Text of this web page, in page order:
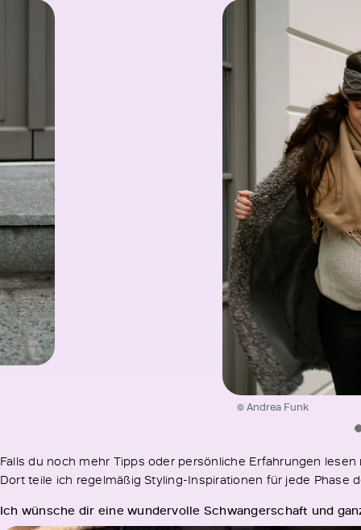
© Andrea Funk
Falls du noch mehr Tipps oder persönliche Erfahrungen
Dort teile ich regelmäßig Styling-Inspirationen für jede Phase
Ich wünsche dir eine wundervolle Schwangerschaft und